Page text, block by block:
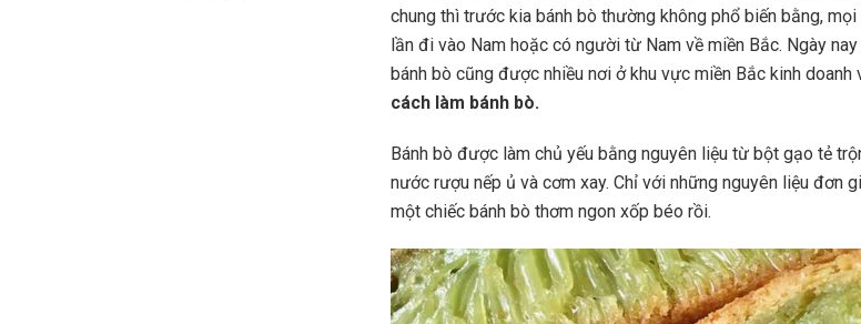
chung thì trước kia bánh bò thường không phổ biến bằng,
lần đi vào Nam hoặc có người từ Nam về miền Bắc. Ngày
bánh bò cũng được nhiều nơi ở khu vực miền Bắc kinh
cách làm bánh bò.
Bánh bò được làm chủ yếu bằng nguyên liệu từ bột gạo tẻ
nước rượu nếp ủ và cơm xay. Chỉ với những nguyên liệu đơn
một chiếc bánh bò thơm ngon xốp béo rồi.